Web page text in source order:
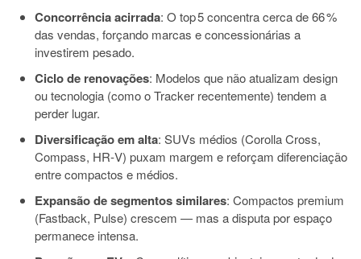
Concorrência acirrada: O top 5 concentra cerca de 66 %
das vendas, forçando marcas e concessionárias a
investirem pesado.
Ciclo de renovações: Modelos que não atualizam design
ou tecnologia (como o Tracker recentemente) tendem a
perder lugar.
Diversificação em alta: SUVs médios (Corolla Cross,
Compass, HR‑V) puxam margem e reforçam diferenciação
entre compactos e médios.
Expansão de segmentos similares: Compactos premium
(Fastback, Pulse) crescem — mas a disputa por espaço
permanece intensa.